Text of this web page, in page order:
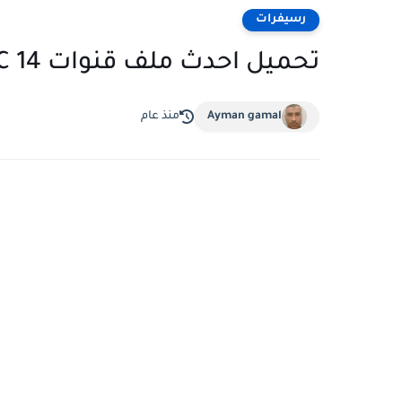
رسيفرات
تحميل احدث ملف قنوات OMEGA CLASSIC 14 عربي
Ayman gamal منذ عام